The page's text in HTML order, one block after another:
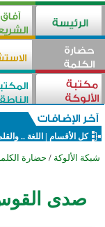
كل الأقسام اللغة ..
شبكة الألوكة / حضارة
صدى